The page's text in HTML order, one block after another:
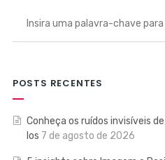
POSTS RECENTES
Conheça os ruídos invisíveis
los 7 de agosto de 2026